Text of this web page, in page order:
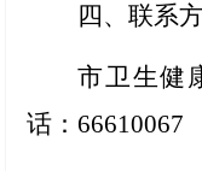
四、联系
市卫生健
话：66610067